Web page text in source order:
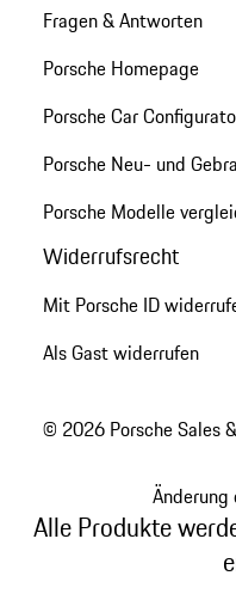
Fragen & Antworten
Porsche Homepage
Porsche Car
Porsche Neu- und
Porsche Modelle
Widerrufsrecht
Mit Porsche ID
Als Gast widerrufen
© 2026 Porsche Sales
Alle Produkte